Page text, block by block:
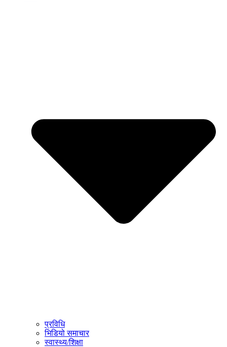
प्रविधि
भिडियो समाचार
स्वास्थ्य/शिक्षा